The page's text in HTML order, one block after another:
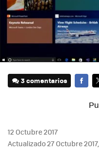
3 comentarios
12 Octubre 2017
Actualizado 27 Octubre 2017,